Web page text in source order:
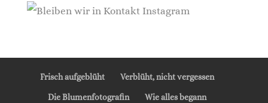
Frisch aufgeblüht Verblüht, nicht vergessen
Die Blumenfotografin Wie alles begann